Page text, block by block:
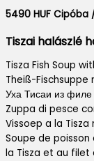
5490 HUF Cipóba
Tiszai halászlé
Tisza Fish Soup
Theiß-Fischsuppe
Уха Тисаи из филе
Zuppa di pesce
Vissoep a la
Soupe de poisson
la Tisza et au filet